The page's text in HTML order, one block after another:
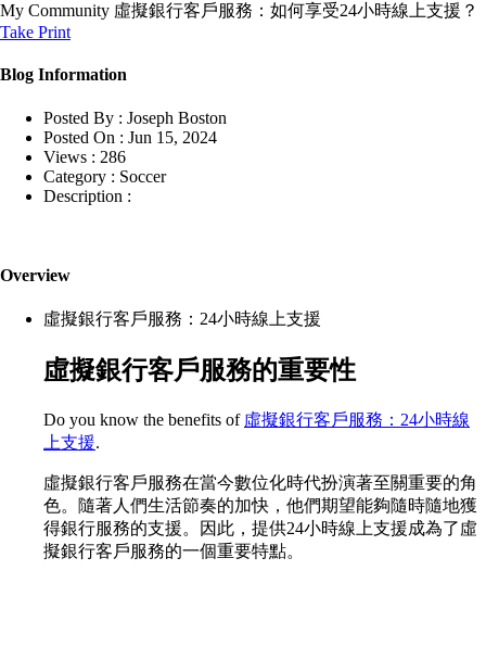
My Community 虛擬銀行客戶服務：如何享受24小時線上支援？
Take Print
Blog Information
Posted By : Joseph Boston
Posted On : Jun 15, 2024
Views : 286
Category : Soccer
Description :
Overview
虛擬銀行客戶服務：24小時線上支援
虛擬銀行客戶服務的重要性
Do you know the benefits of 虛擬銀行客戶服務：24小時線
上支援.
虛擬銀行客戶服務在當今數位化時代扮演著至關重要的角
色。隨著人們生活節奏的加快，他們期望能夠隨時隨地獲
得銀行服務的支援。因此，提供24小時線上支援成為了虛
擬銀行客戶服務的一個重要特點。